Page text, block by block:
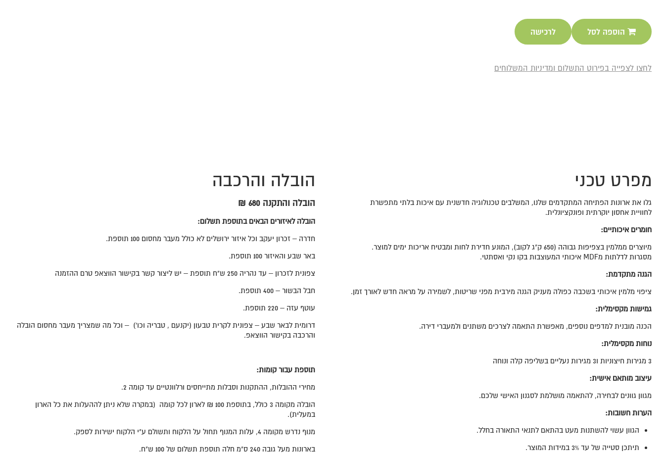
הוספה לסל לרכישה
לחצו לצפייה בפירוט התשלום ומדיניות המשלוחים
מפרט טכני
גלו את ארונות הפתיחה המתקדמים שלנו, המשלבים טכנולוגיה חדשנית עם איכות בלתי מתפשרת
לחוויית אחסון יוקרתית ופונקציונלית.
חומרים איכותיים:
מיוצרים ממלמין בצפיפות גבוהה (650 ק"ג לקוב), המונע חדירת לחות ומבטיח אריכות ימים למוצר.
מסגרות לדלתות מMDF איכותי המעוצבות בקו נקי ואסתטי.
הגנה מתקדמת:
ציפוי מלמין איכותי בשכבה כפולה מעניק הגנה מירבית מפני שריטות, לשמירה על מראה חדש לאורך זמן.
גמישות מקסימלית:
הכנה מובנית למדפים נוספים, מאפשרת התאמה לצרכים משתנים ולמעברי דירה.
נוחות מקסימלית:
3 מגירות חיצוניות ו3 מגירות נעליים בשליפה קלה ונוחה
עיצוב מותאם אישית:
מגוון גוונים לבחירה, להתאמה מושלמת לסגנון האישי שלכם.
הערות חשובות:
הגוון עשוי להשתנות מעט בהתאם לתנאי התאורה בחלל.
תיתכן סטייה של עד 3% במידות המוצר.
הובלה והרכבה
הובלה והתקנה 680 ₪
הובלה לאיזורים הבאים בתוספת תשלום:
חדרה – זכרון יעקב וכל איזור ירושלים לא כולל מעבר מחסום 100 תוספת.
באר שבע והאיזור 100 תוספת.
צפונית לזכרון – עד נהריה 250 ש"ח תוספת – יש ליצור קשר בקישור הווצאפ טרם ההזמנה
חבל הבשור – 400 תוספת.
עוטף עזה – 220 תוספת.
דרומית לבאר שבע – צפונית לקרית טבעון (יקנעם , טבריה וכו') – וכל מה שמצריך מעבר מחסום הובלה
והרכבה בקישור הווצאפ.
תוספת עבור קומות:
מחירי ההובלות, ההתקנות וסבלות מתייחסים ורלוונטיים עד קומה 2.
הובלה מקומה 3 כולל, בתוספת 100 ₪ לארון לכל קומה (במקרה שלא ניתן לההעלות את כל הארון
במעלית).
מנוף נדרש מקומה 4, עלות המנוף תחול על הלקוח ותשולם ע"י הלקוח ישירות לספק.
בארונות מעל גובה 240 ס"מ חלה תוספת תשלום של 100 ש"ח.